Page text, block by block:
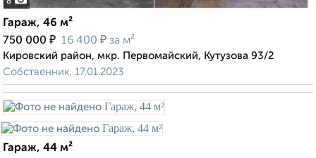
Гараж, 46 м²
750 000 ₽ 16 400 ₽ за м²
Кировский район, мкр. Первомайский, Кутузова 93/2
Собственник, 17.01.2023
Гараж, 44 м²